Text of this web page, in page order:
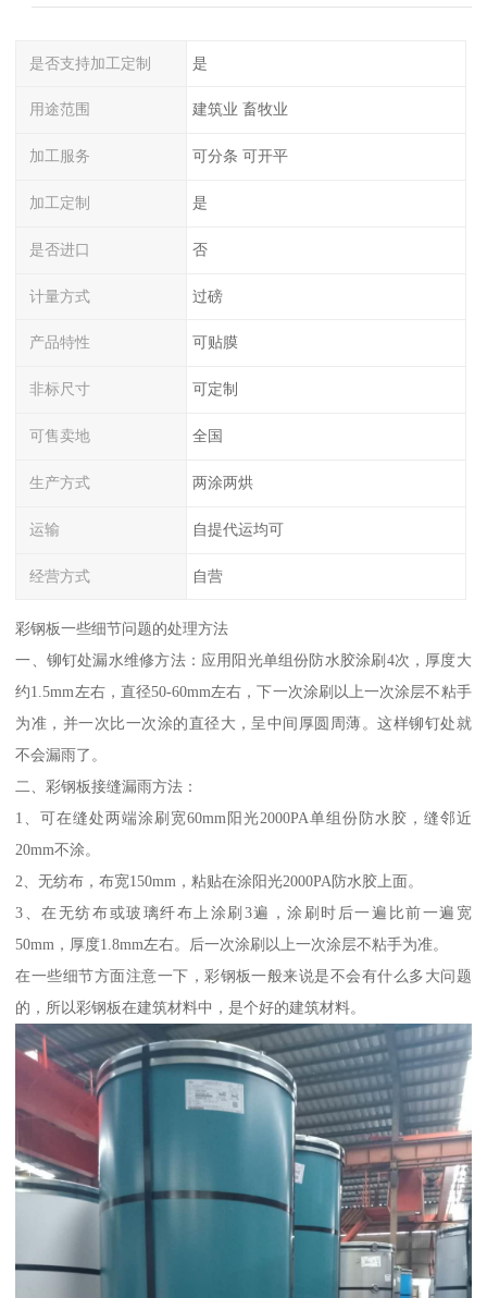
是否支持加工定制 是
用途范围 建筑业 畜牧业
加工服务 可分条 可开平
加工定制 是
是否进口 否
计量方式 过磅
产品特性 可贴膜
非标尺寸 可定制
可售卖地 全国
生产方式 两涂两烘
运输 自提代运均可
经营方式 自营
彩钢板一些细节问题的处理方法
一、铆钉处漏水维修方法：应用阳光单组份防水胶涂刷4次，厚度大
约1.5mm左右，直径50-60mm左右，下一次涂刷以上一次涂层不粘手
为准，并一次比一次涂的直径大，呈中间厚圆周薄。这样铆钉处就
不会漏雨了。
二、彩钢板接缝漏雨方法：
1、可在缝处两端涂刷宽60mm阳光2000PA单组份防水胶，缝邻近
20mm不涂。
2、无纺布，布宽150mm，粘贴在涂阳光2000PA防水胶上面。
3、在无纺布或玻璃纤布上涂刷3遍，涂刷时后一遍比前一遍宽
50mm，厚度1.8mm左右。后一次涂刷以上一次涂层不粘手为准。
在一些细节方面注意一下，彩钢板一般来说是不会有什么多大问题
的，所以彩钢板在建筑材料中，是个好的建筑材料。